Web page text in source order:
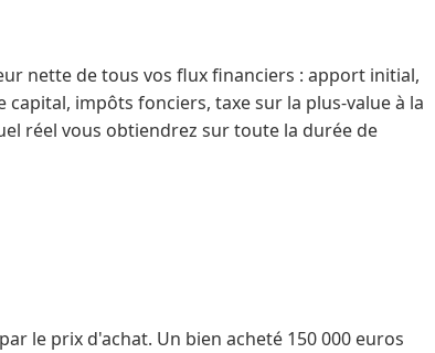
nette de tous vos flux financiers : apport initial,
impôts fonciers, taxe sur la plus-value à la
réel vous obtiendrez sur toute la durée de
le prix d'achat. Un bien acheté 150 000 euros